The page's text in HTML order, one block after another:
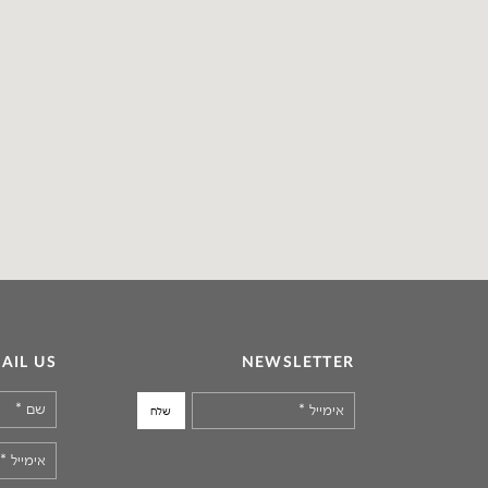
NEWSLETTER
אימייל *
US
שם *
אימייל *